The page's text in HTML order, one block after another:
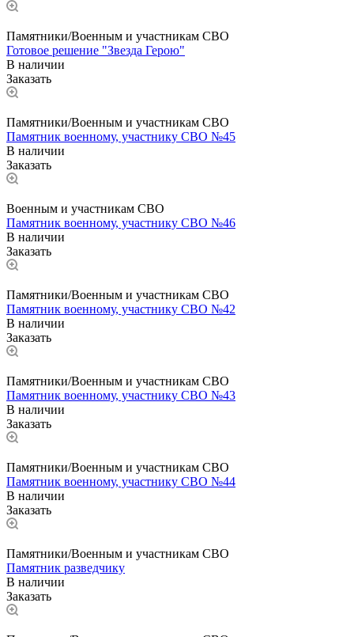
Памятники/Военным и участникам СВО
Готовое решение "Звезда Герою"
В наличии
Заказать
Памятники/Военным и участникам СВО
Памятник военному, участнику СВО №45
В наличии
Заказать
Военным и участникам СВО
Памятник военному, участнику СВО №46
В наличии
Заказать
Памятники/Военным и участникам СВО
Памятник военному, участнику СВО №42
В наличии
Заказать
Памятники/Военным и участникам СВО
Памятник военному, участнику СВО №43
В наличии
Заказать
Памятники/Военным и участникам СВО
Памятник военному, участнику СВО №44
В наличии
Заказать
Памятники/Военным и участникам СВО
Памятник разведчику
В наличии
Заказать